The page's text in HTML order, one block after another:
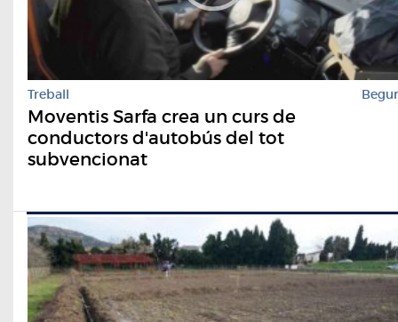
Treball Begur
Moventis Sarfa crea un curs de
conductors d'autobús del tot
subvencionat